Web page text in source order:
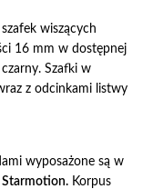
wiszących
16 mm w dostępnej
czarny. Szafki w
z odcinkami listwy
wyposażone są w
Starmotion. Korpus